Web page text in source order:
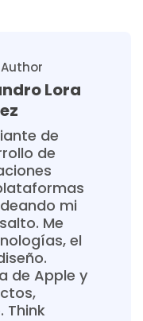
Lora
de
de
mi
Me
el
de Apple y
Think